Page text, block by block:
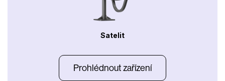
Satelit
Prohlédnout zařízení